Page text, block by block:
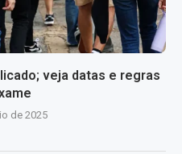
veja datas e regras
de 2025